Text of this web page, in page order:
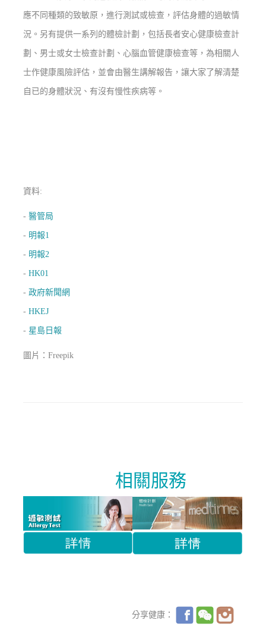
應不同種類的致敏原，進行測試或檢查，評估身體的過敏情
況。另有提供一系列的體檢計劃，包括長者安心健康檢查計
劃、男士或女士檢查計劃、心腦血管健康檢查等，為相關人
士作健康風險評估，並會由醫生講解報告，讓大家了解清楚
自已的身體狀況、有沒有慢性疾病等。
資料:
-醫管局
- 明報1
- 明報2
-HK01
-政府新聞網
-HKEJ
- 星島日報
圖片：Freepik
相關服務
分享健康：